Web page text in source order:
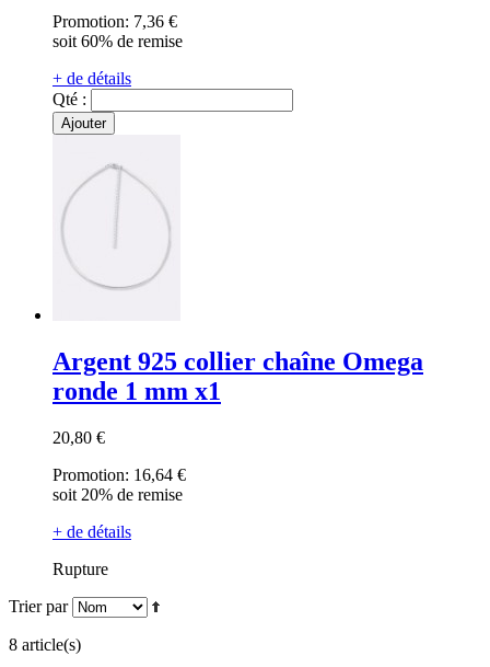
Promotion: 7,36 €
soit 60% de remise
+ de détails
Qté :
Ajouter
Argent 925 collier chaîne Omega
ronde 1 mm x1
20,80 €
Promotion: 16,64 €
soit 20% de remise
+ de détails
Rupture
Trier par
8 article(s)